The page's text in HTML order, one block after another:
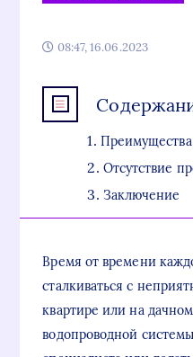
08:47, 16.06.2023
Преимущества
Отсутствие
Заключение
Время от времени
сталкиваться с
квартире или на
водопроводной